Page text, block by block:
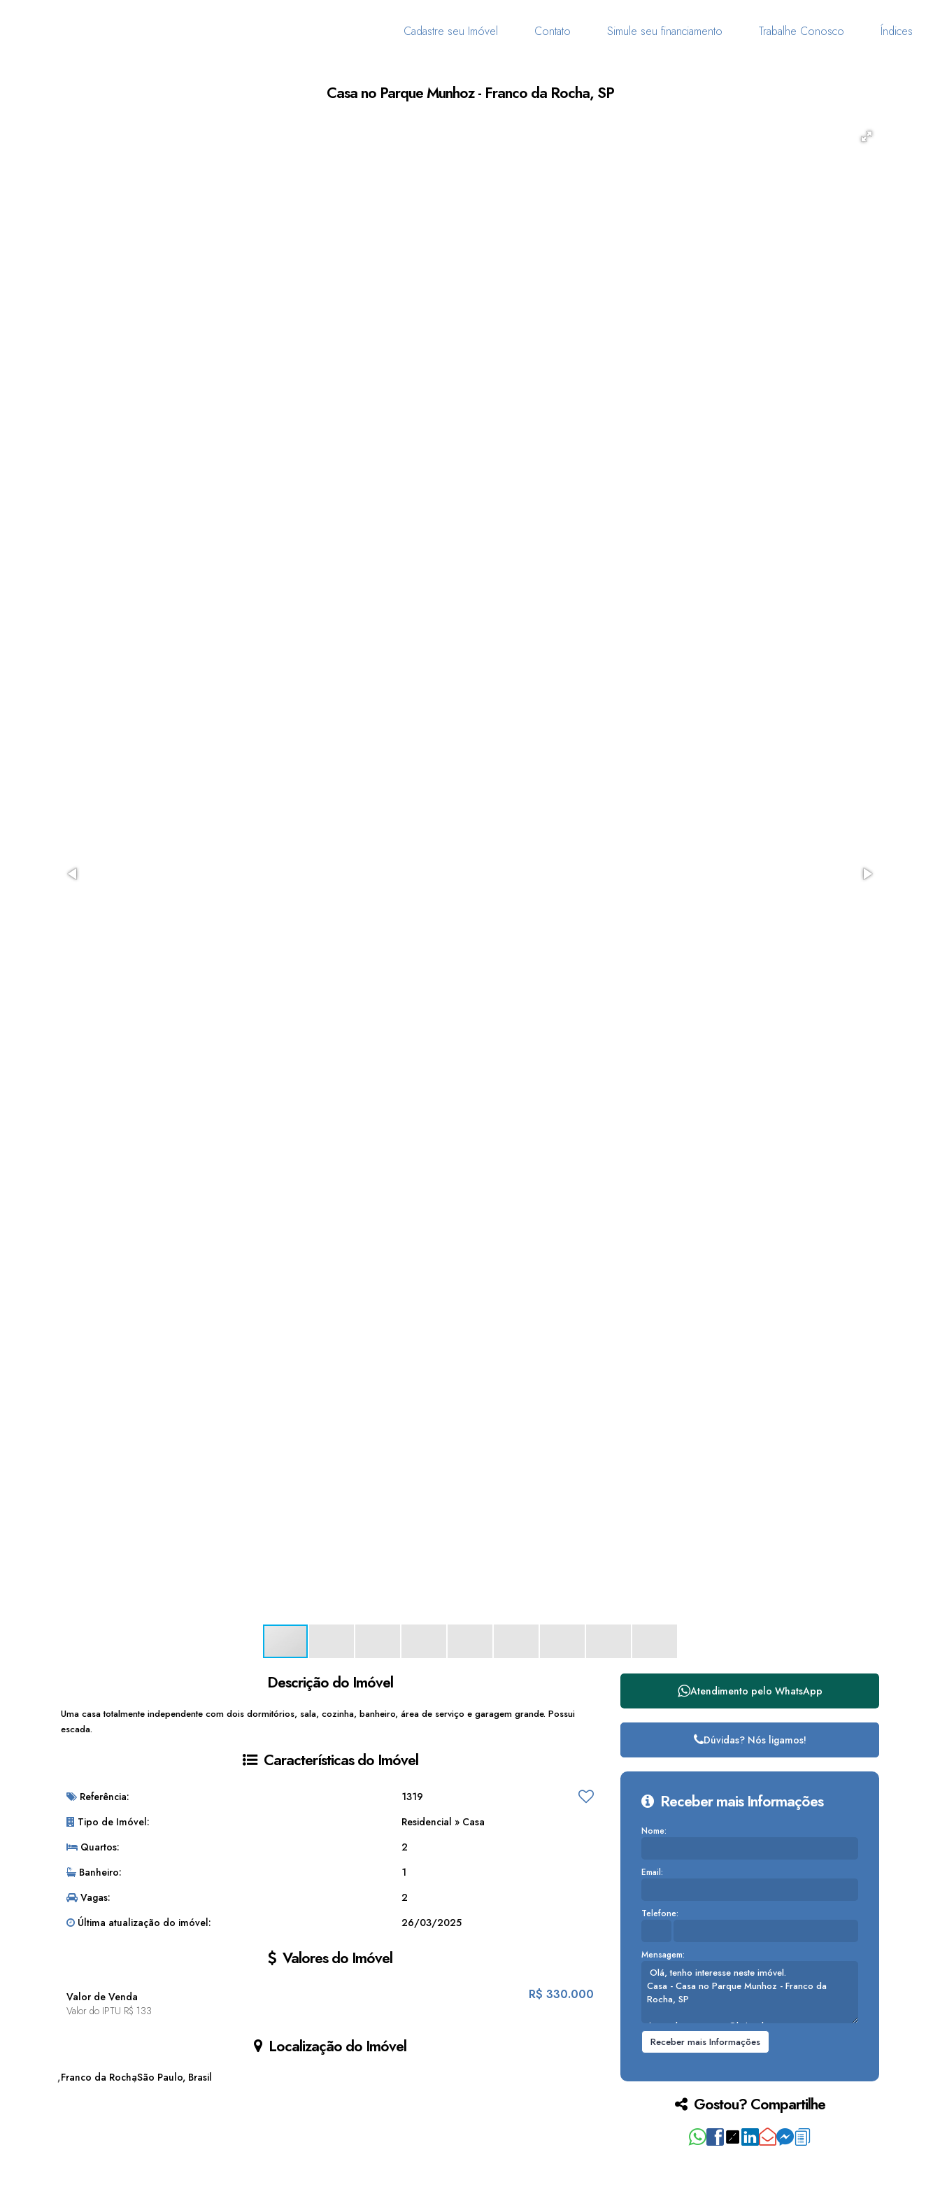
Cadastre seu Imóvel Contato Simule seu financiamento Trabalhe Conosco Índices
Casa no Parque Munhoz - Franco da Rocha, SP
Descrição do Imóvel
Uma casa totalmente independente com dois dormitórios, sala, cozinha, banheiro, área de serviço e garagem grande. Possui
escada.
Características do Imóvel
Referência:
1319
Tipo de Imóvel:
Residencial » Casa
Quartos:
2
Banheiro:
1
Vagas:
2
Última atualização do imóvel:
26/03/2025
Valores do Imóvel
R$ 330.000
Valor de Venda
Valor do IPTU R$ 133
Localização do Imóvel
Franco da RochaSão Paulo, Brasil
Atendimento pelo WhatsApp
Dúvidas? Nós ligamos!
Receber mais Informações
Nome:
Email:
Telefone:
Mensagem:
Gostou? Compartilhe